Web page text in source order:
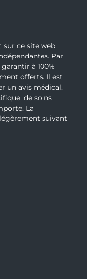
sur ce site web
Par
à 100%
offerts. Il est
un avis médical.
de soins
La
suivant